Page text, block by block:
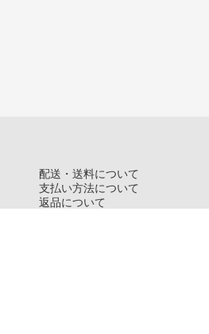
配送・送料について
支払い方法について
返品について